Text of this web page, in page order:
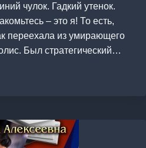
чулок. Гадкий утенок.
– это я! То есть,
переехала из умирающего
Был стратегический…